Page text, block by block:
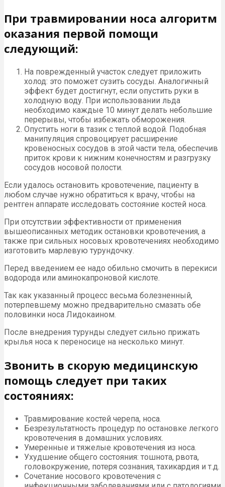
При травмировании носа алгоритм
оказания первой помощи
следующий:
На поврежденный участок следует приложить
холод: это поможет сузить сосуды. Аналогичный
эффект будет достигнут, если опустить руки в
холодную воду. При использовании льда
необходимо каждые 10 минут делать небольшие
перерывы, чтобы избежать обморожения.
Опустить ноги в тазик с теплой водой. Подобная
манипуляция спровоцирует расширение
кровеносных сосудов в этой части тела, обеспечив
приток крови к нижним конечностям и разгрузку
сосудов носовой полости.
Если удалось остановить кровотечение, пациенту в
любом случае нужно обратиться к врачу, чтобы на
рентген аппарате исследовать состояние костей носа.
При отсутствии эффективности от применения
вышеописанных методик остановки кровотечения, а
также при сильных носовых кровотечениях необходимо
изготовить марлевую турундочку.
Перед введением ее надо обильно смочить в перекиси
водорода или аминокапроновой кислоте.
Так как указанный процесс весьма болезненный,
потерпевшему можно предварительно смазать обе
половинки носа Лидокаином.
После внедрения турунды следует сильно прижать
крылья носа к переносице на несколько минут.
Звонить в скорую медицинскую
помощь следует при таких
состояниях:
Травмирование костей черепа, носа.
Безрезультатность процедур по остановке легкого
кровотечения в домашних условиях.
Умеренные и тяжелые кровотечения из носа.
Ухудшение общего состояния: тошнота, рвота,
головокружение, потеря сознания, тахикардия и т.д.
Сочетание носового кровотечения с